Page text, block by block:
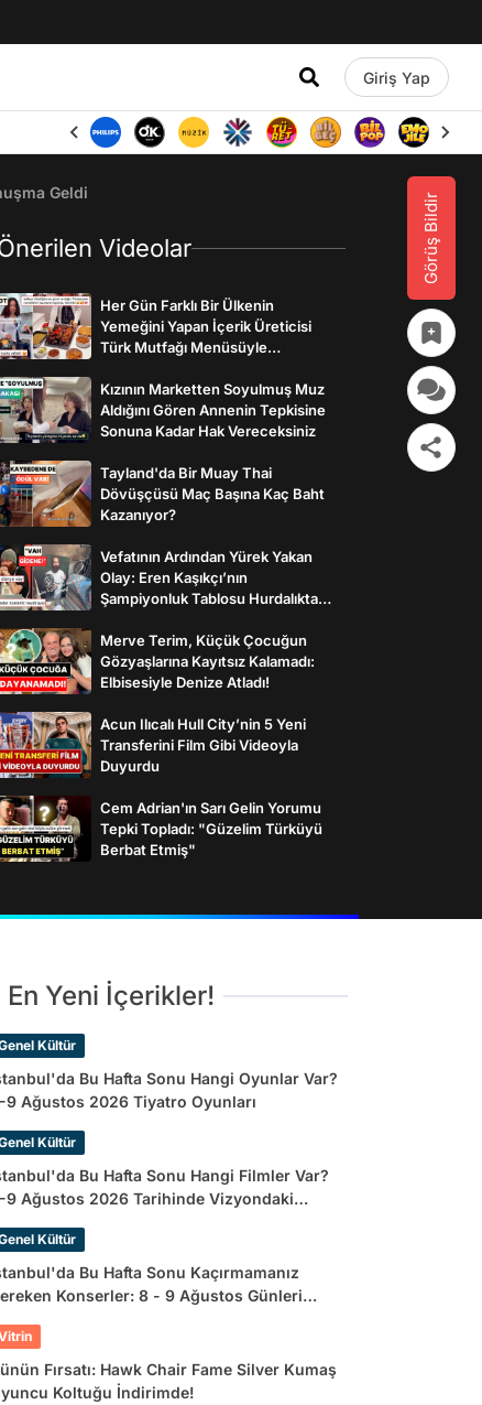
Giriş Yap
Görüş Bildir
Geldi
Videolar
Her Gün Farklı Bir Ülkenin
Yemeğini Yapan İçerik Üreticisi
Türk Mutfağı Menüsüyle
Kızının Marketten Soyulmuş Muz
Aldığını Gören Annenin Tepkisine
Sonuna Kadar Hak Vereceksiniz
Tayland'da Bir Muay Thai
Dövüşçüsü Maç Başına Kaç Baht
Kazanıyor?
Vefatının Ardından Yürek Yakan
Olay: Eren Kaşıkçı’nın
Şampiyonluk Tablosu Hurdalıkta
Merve Terim, Küçük Çocuğun
Gözyaşlarına Kayıtsız Kalamadı:
Elbisesiyle Denize Atladı!
Acun Ilıcalı Hull City’nin 5 Yeni
Transferini Film Gibi Videoyla
Duyurdu
Cem Adrian'ın Sarı Gelin Yorumu
Tepki Topladı: "Güzelim Türküyü
Berbat Etmiş"
En Yeni İçerikler!
Kültür
Bu Hafta Sonu Hangi Oyunlar Var?
9 Ağustos 2026 Tiyatro Oyunları
Kültür
Bu Hafta Sonu Hangi Filmler Var?
9 Ağustos 2026 Tarihinde Vizyondaki
Kültür
Bu Hafta Sonu Kaçırmamanız
Konserler: 8 - 9 Ağustos Günleri
Fırsatı: Hawk Chair Fame Silver Kumaş
Koltuğu İndirimde!